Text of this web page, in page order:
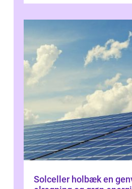
Solceller holbæk en genvej til lavere